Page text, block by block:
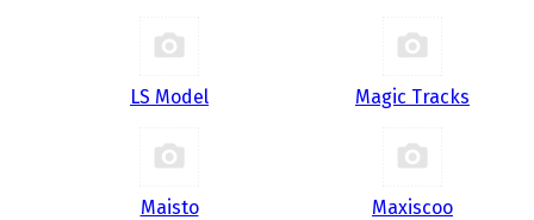
LS Model Magic Tracks
Maisto Maxiscoo